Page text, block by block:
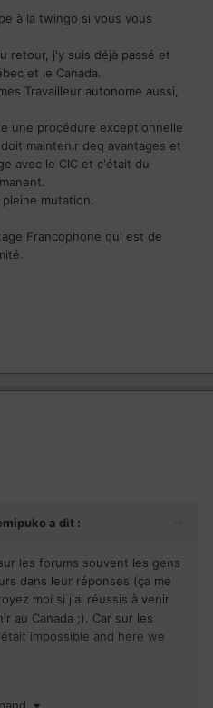
les chauffeurs sont assez
aimerions tenter notre
des astuces, croyez moi
simple non plus ! nous
à la twingo si vous vous
retour, j'y suis déjà passé et
et le Canada.
Travailleur autonome aussi,
une procédure exceptionnelle
maintenir deq avantages et
avec le CIC et c'était du
mutation.
Francophone qui est de
a dit :
les forums souvent les gens
dans leur réponses (ça me
moi si j'ai réussis à venir
au Canada ;). Car sur les
impossible and here we